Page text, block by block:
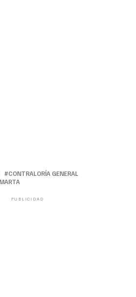
CONTRALORÍA GENERAL
PUBLICIDAD